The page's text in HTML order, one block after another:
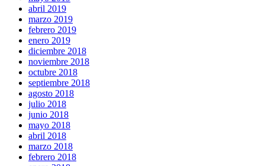
abril 2019
marzo 2019
febrero 2019
enero 2019
diciembre 2018
noviembre 2018
octubre 2018
septiembre 2018
agosto 2018
julio 2018
junio 2018
mayo 2018
abril 2018
marzo 2018
febrero 2018